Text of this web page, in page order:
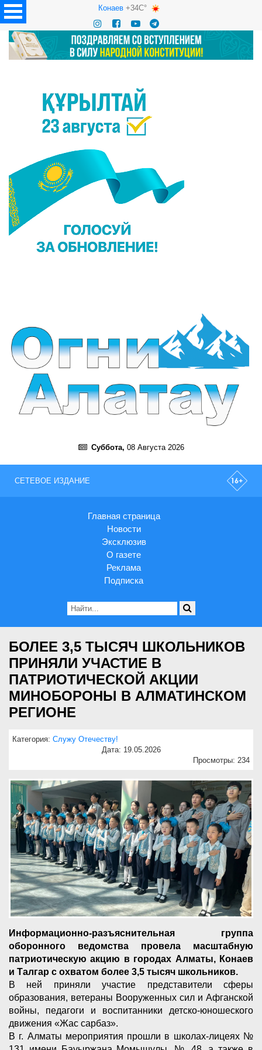
Конаев+34C°
Суббота, 08 Августа 2026
СЕТЕВОЕ ИЗДАНИЕ
Главная страница
Новости
Эксклюзив
О газете
Реклама
Подписка
БОЛЕЕ 3,5 ТЫСЯЧ ШКОЛЬНИКОВ
ПРИНЯЛИ УЧАСТИЕ В
ПАТРИОТИЧЕСКОЙ АКЦИИ
МИНОБОРОНЫ В АЛМАТИНСКОМ
РЕГИОНЕ
Категория: Служу Отечеству!
Дата: 19.05.2026
Просмотры: 234
Информационно-разъяснительная группа
оборонного ведомства провела масштабную
патриотическую акцию в городах Алматы, Конаев
и Талгар с охватом более 3,5 тысяч школьников.
В ней приняли участие представители сферы
образования, ветераны Вооруженных сил и Афганской
войны, педагоги и воспитанники детско-юношеского
движения «Жас сарбаз».
В г. Алматы мероприятия прошли в школах-лицеях №